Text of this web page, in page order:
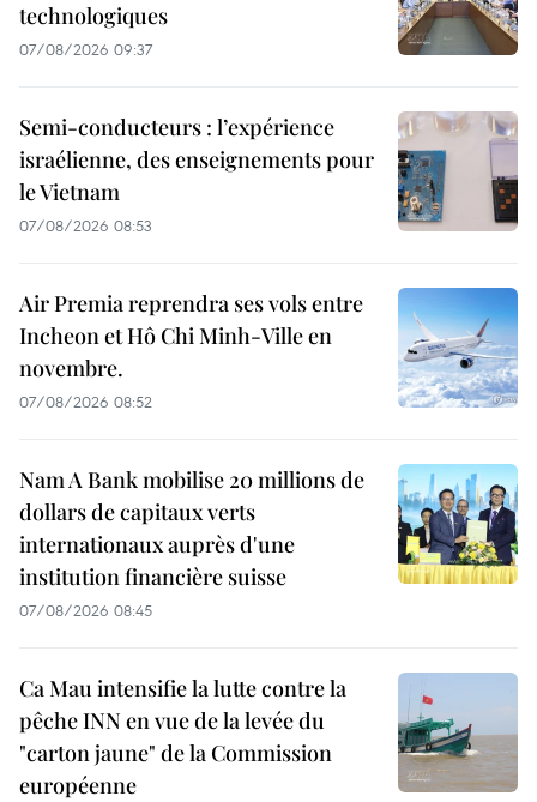
technologiques
07/08/2026 09:37
Semi-conducteurs : l’expérience
israélienne, des enseignements pour
le Vietnam
07/08/2026 08:53
Air Premia reprendra ses vols entre
Incheon et Hô Chi Minh-Ville en
novembre.
07/08/2026 08:52
Nam A Bank mobilise 20 millions de
dollars de capitaux verts
internationaux auprès d'une
institution financière suisse
07/08/2026 08:45
Ca Mau intensifie la lutte contre la
pêche INN en vue de la levée du
"carton jaune" de la Commission
européenne